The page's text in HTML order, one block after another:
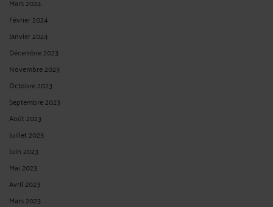
Mars 2024
Février 2024
Janvier 2024
Décembre 2023
Novembre 2023
Octobre 2023
Septembre 2023
Août 2023
Juillet 2023
Juin 2023
Mai 2023
Avril 2023
Mars 2023